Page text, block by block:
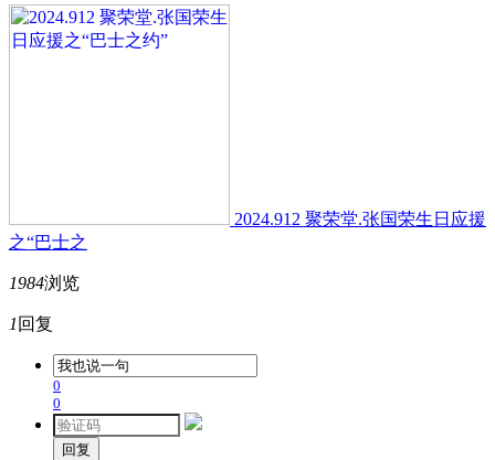
2024.912 聚荣堂.张国荣生日应援
之“巴士之
1984浏览
1 回复
0
0